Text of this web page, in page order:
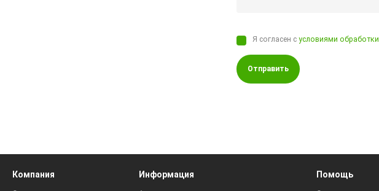
Я согласен сусловиями обработки
Отправить
Компания Информация Помощь